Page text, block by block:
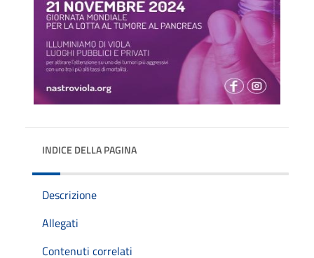
INDICE DELLA PAGINA
Descrizione
Allegati
Contenuti correlati